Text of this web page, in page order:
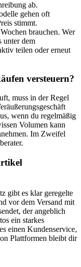
ab.
gehen oft
stimmt.
brauchen. Wer
unter dem
teilen oder erneut
versteuern?
muss in der Regel
wenn du regelmäßig
Volumen kann
Im Zweifel
gibt es klar geregelte
vor dem Versand mit
der angeblich
ein starkes
einen Kundenservice,
Plattformen bleibt dir